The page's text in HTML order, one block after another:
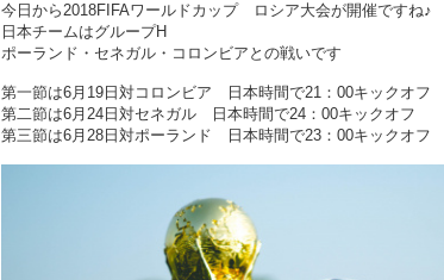
今日から2018FIFAワールドカップ ロシア大会が開催ですね♪
日本チームはグループH
ポーランド・セネガル・コロンビアとの戦いです
第一節は6月19日対コロンビア 日本時間で21：00キックオフ
第二節は6月24日対セネガル 日本時間で24：00キックオフ
第三節は6月28日対ポーランド 日本時間で23：00キックオフ